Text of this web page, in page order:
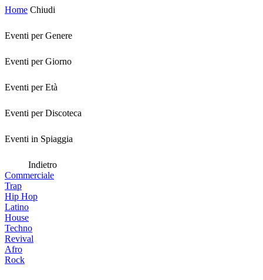
Home Chiudi
Eventi per Genere
Eventi per Giorno
Eventi per Età
Eventi per Discoteca
Eventi in Spiaggia
Indietro
Commerciale
Trap
Hip Hop
Latino
House
Techno
Revival
Afro
Rock